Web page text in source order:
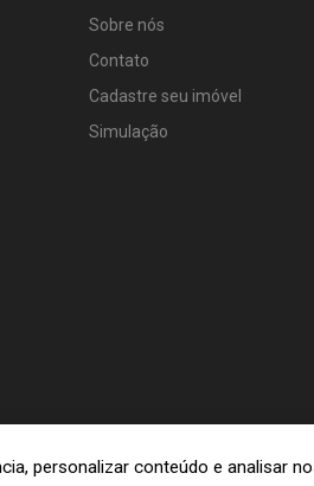
Sobre nós
Contato
Cadastre seu imóvel
Simulação
personalizar conteúdo e analisar